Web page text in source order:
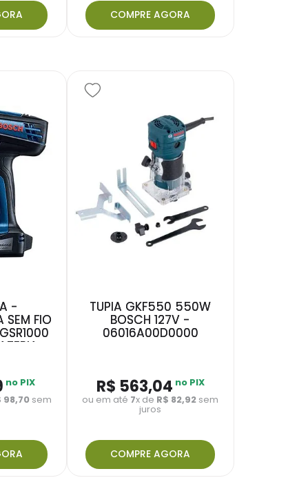
COMPRE AGORA
-
SEM FIO
no PIX
98,70 sem
TUPIA GKF550 550W
BOSCH 127V -
06016A00D0000
R$ 563,04 no PIX
ou em até 7x de R$ 82,92 sem
juros
COMPRE AGORA